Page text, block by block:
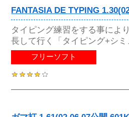
FANTASIA DE TYPING
タイピング練習をする事によ
長して行く「タイピング+シ
フリーソフト